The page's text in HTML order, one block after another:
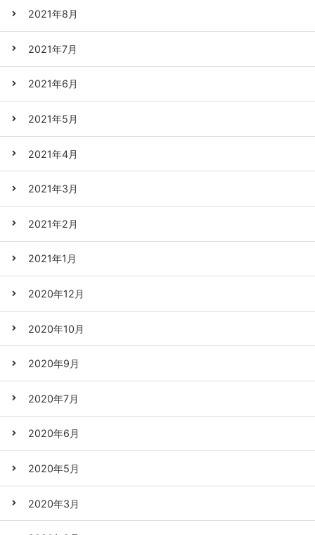
2021年8月
2021年7月
2021年6月
2021年5月
2021年4月
2021年3月
2021年2月
2021年1月
2020年12月
2020年10月
2020年9月
2020年7月
2020年6月
2020年5月
2020年3月